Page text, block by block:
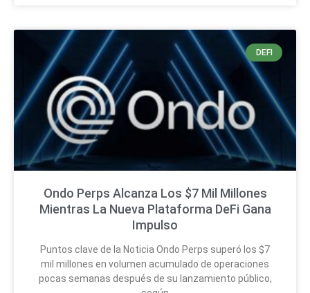
DEFI
Ondo Perps Alcanza Los $7 Mil Millones
Mientras La Nueva Plataforma DeFi Gana
Impulso
Puntos clave de la Noticia Ondo Perps superó los $7
mil millones en volumen acumulado de operaciones
pocas semanas después de su lanzamiento público,